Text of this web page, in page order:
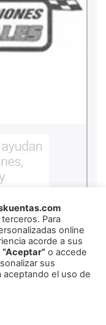
Para
online
acorde a sus
“Aceptar” o accede
sus
el uso de